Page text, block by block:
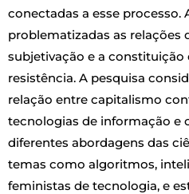
conectadas a esse processo.
problematizadas as relações
subjetivação e a constituição
resistência. A pesquisa
relação entre capitalismo
tecnologias de informação e
diferentes abordagens das
temas como algoritmos,
feministas de tecnologia, e